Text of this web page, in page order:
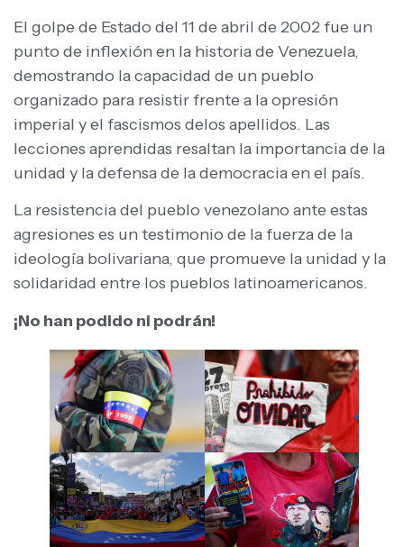
El golpe de Estado del 11 de abril de 2002 fue un
punto de inflexión en la historia de Venezuela,
demostrando la capacidad de un pueblo
organizado para resistir frente a la opresión
imperial y el fascismos delos apellidos. Las
lecciones aprendidas resaltan la importancia de la
unidad y la defensa de la democracia en el país.
La resistencia del pueblo venezolano ante estas
agresiones es un testimonio de la fuerza de la
ideología bolivariana, que promueve la unidad y la
solidaridad entre los pueblos latinoamericanos.
¡No han podido ni podrán!